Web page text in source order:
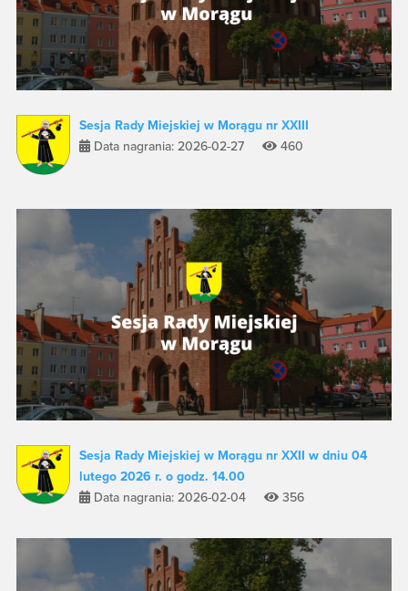
Sesja Rady Miejskiej w Morągu nr XXIII
Data nagrania: 2026-02-27
460
Sesja Rady Miejskiej w Morągu nr XXII w dniu 04
lutego 2026 r. o godz. 14.00
Data nagrania: 2026-02-04
356